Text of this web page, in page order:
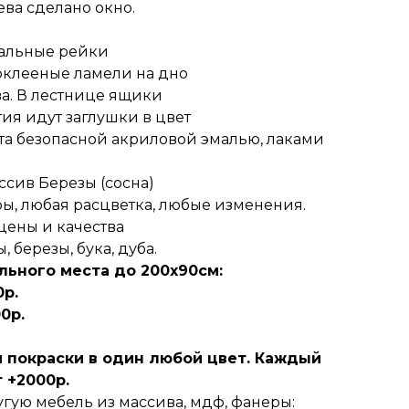
сделано окно.
рейки
ламели на дно
В лестнице ящики
идут заглушки в цвет
безопасной акриловой эмалью, лаками
Березы (сосна)
любая расцветка, любые изменения.
и качества
березы, бука, дуба.
места до 200х90см:
покраски в один любой цвет. Каждый
мебель из массива, мдф, фанеры: